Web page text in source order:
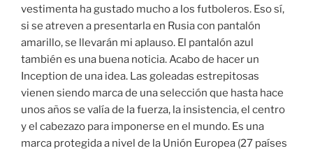
vestimenta ha gustado mucho a los futboleros. Eso sí,
si se atreven a presentarla en Rusia con pantalón
amarillo, se llevarán mi aplauso. El pantalón azul
también es una buena noticia. Acabo de hacer un
Inception de una idea. Las goleadas estrepitosas
vienen siendo marca de una selección que hasta hace
unos años se valía de la fuerza, la insistencia, el centro
y el cabezazo para imponerse en el mundo. Es una
marca protegida a nivel de la Unión Europea (27 países